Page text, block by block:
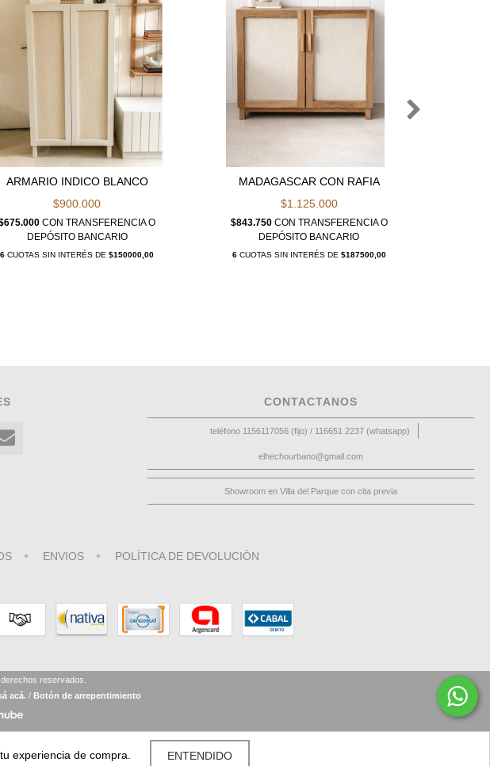
experiencia de compra. ENTENDIDO
ARMARIO INDICO BLANCO
$900.000
CON TRANSFERENCIA O
DEPÓSITO BANCARIO
6 CUOTAS SIN INTERÉS DE$150000,00
MADAGASCAR CON RAFIA
$1.125.000
$843.750 CON TRANSFERENCIA O
DEPÓSITO BANCARIO
6CUOTAS SIN INTERÉS DE $187500,00
CONTACTANOS
teléfono 1156117056 (fijo) / 116651 2237 (whatsapp)
elhechourbano@gmail.com
Showroom en Villa del Parque con cita previa
ENVIOS POLÍTICA DE DEVOLUCIÓN
reservados.
acá. / Botón de arrepentimiento